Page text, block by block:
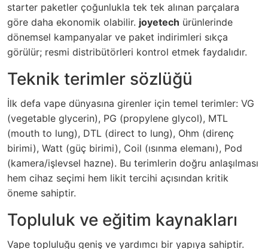
starter paketler çoğunlukla tek tek alınan parçalara
göre daha ekonomik olabilir. joyetech ürünlerinde
dönemsel kampanyalar ve paket indirimleri sıkça
görülür; resmi distribütörleri kontrol etmek faydalıdır.
Teknik terimler sözlüğü
İlk defa vape dünyasına girenler için temel terimler: VG
(vegetable glycerin), PG (propylene glycol), MTL
(mouth to lung), DTL (direct to lung), Ohm (direnç
birimi), Watt (güç birimi), Coil (ısınma elemanı), Pod
(kamera/işlevsel hazne). Bu terimlerin doğru anlaşılması
hem cihaz seçimi hem likit tercihi açısından kritik
öneme sahiptir.
Topluluk ve eğitim kaynakları
Vape topluluğu geniş ve yardımcı bir yapıya sahiptir.